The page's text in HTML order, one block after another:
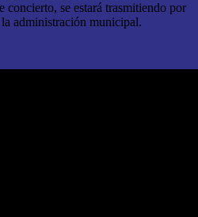
concierto, se estará trasmitiendo por
administración municipal.